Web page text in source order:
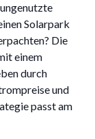
Vor-
Solarpark
Die
einem
durch
und
passt am